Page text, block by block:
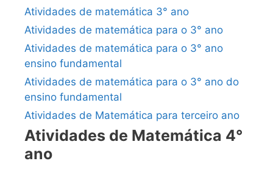
Atividades de matemática 3° ano
Atividades de matemática para o 3° ano
Atividades de matemática para o 3° ano
ensino fundamental
Atividades de matemática para o 3° ano do
ensino fundamental
Atividades de Matemática para terceiro ano
Atividades de Matemática 4°
ano